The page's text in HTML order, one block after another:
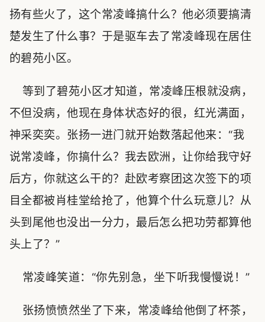
扬有些火了，这个常凌峰搞什么？他必须要搞清
楚发生了什么事？于是驱车去了常凌峰现在居住
的碧苑小区。
等到了碧苑小区才知道，常凌峰压根就没病，
不但没病，他现在身体状态好的很，红光满面，
神采奕奕。张扬一进门就开始数落起他来：“我
说常凌峰，你搞什么？我去欧洲，让你给我守好
后方，你就这么干的？赴欧考察团这次签下的项
目全都被肖桂堂给抢了，他算个什么玩意儿？从
头到尾他也没出一分力，最后怎么把功劳都算他
头上了？”
常凌峰笑道：“你先别急，坐下听我慢慢说！”
张扬愤愤然坐了下来，常凌峰给他倒了杯茶，